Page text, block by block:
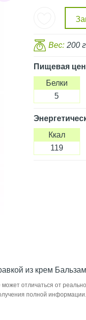
Вес: 200 г
Пищевая
Белки
5
Ккал
119
из крем
отличаться от
полной информации.